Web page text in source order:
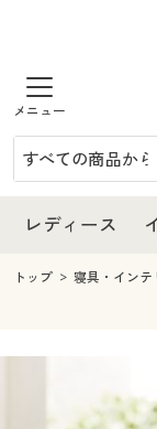
商品を探す
レディース
レディースファ
インナー・下着
インナー・下着
メンズ下着
メンズ
メンズファッシ
家電・雑貨すべて
寝具・インテリ
レディース
レディース
レディース通販
レディースファ
インナー・下着
インナー・下着
ジュニア・ティ
メンズ
寝具・インテリ
トップ 寝具・イン